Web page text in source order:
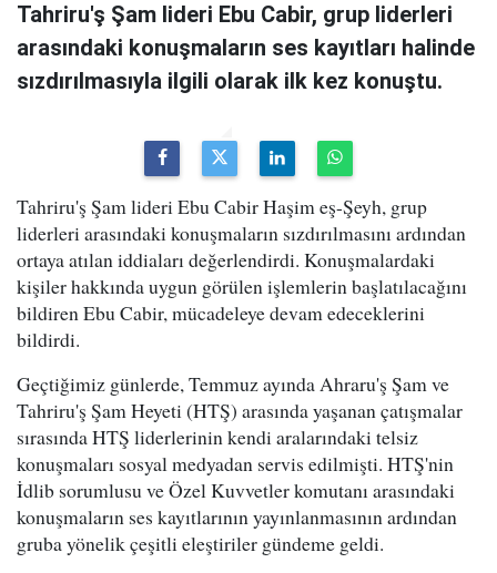
Tahriru'ş Şam lideri Ebu Cabir, grup liderleri
arasındaki konuşmaların ses kayıtları halinde
sızdırılmasıyla ilgili olarak ilk kez konuştu.
Tahriru'ş Şam lideri Ebu Cabir Haşim eş-Şeyh, grup
liderleri arasındaki konuşmaların sızdırılmasını ardından
ortaya atılan iddiaları değerlendirdi. Konuşmalardaki
kişiler hakkında uygun görülen işlemlerin başlatılacağını
bildiren Ebu Cabir, mücadeleye devam edeceklerini
bildirdi.
Geçtiğimiz günlerde, Temmuz ayında Ahraru'ş Şam ve
Tahriru'ş Şam Heyeti (HTŞ) arasında yaşanan çatışmalar
sırasında HTŞ liderlerinin kendi aralarındaki telsiz
konuşmaları sosyal medyadan servis edilmişti. HTŞ'nin
İdlib sorumlusu ve Özel Kuvvetler komutanı arasındaki
konuşmaların ses kayıtlarının yayınlanmasının ardından
gruba yönelik çeşitli eleştiriler gündeme geldi.